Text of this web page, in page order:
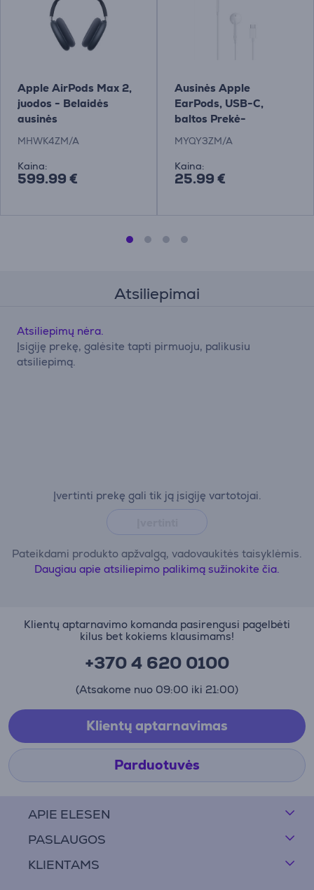
Apple AirPods Max 2,
juodos - Belaidės
ausinės
MHWK4ZM/A
Kaina:
599.99 €
Ausinės Apple
EarPods, USB-C,
baltos Prekė-
MYQY3ZM/A
MYQY3ZM/A
Kaina:
25.99 €
Atsiliepimai
Įvertinti prekę gali tik ją įsigiję vartotojai.
Pateikdami produkto apžvalgą, vadovaukitės taisyklėmis.
Daugiau apie atsiliepimo palikimą sužinokite čia.
Atsiliepimų nėra.
Įsigiję prekę, galėsite tapti pirmuoju, palikusiu
atsiliepimą.
APIE ELESEN
PASLAUGOS
KLIENTAMS
Klientų aptarnavimo komanda pasirengusi pagelbėti
kilus bet kokiems klausimams!
+370 4 620 0100
(Atsakome nuo 09:00 iki 21:00)
Klientų aptarnavimas
Parduotuvės